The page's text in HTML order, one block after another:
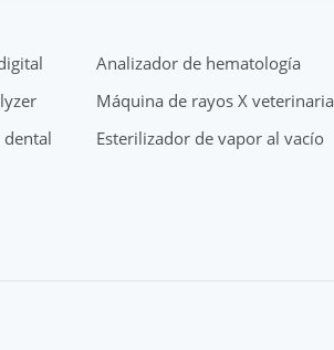
Analizador de hematología
Máquina de rayos X veterinaria
dental Esterilizador de vapor al vacío